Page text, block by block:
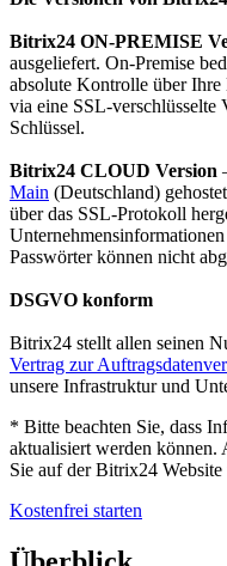
Bitrix24 ON-PREMISE
ausgeliefert. On-Premise
absolute Kontrolle über
via eine SSL-
Schlüssel.
Bitrix24 CLOUD Version
Main (Deutschland)
über das SSL-Protokoll
Passwörter können nicht
DSGVO konform
Bitrix24 stellt allen seinen
Vertrag zur
unsere Infrastruktur und
* Bitte beachten Sie, dass
aktualisiert werden können.
Sie auf der Bitrix24 Website
Kostenfrei starten